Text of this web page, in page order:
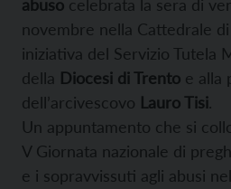
abuso celebrata la sera di
novembre nella Cattedrale
iniziativa del Servizio Tutela
della Diocesi di Trento e alla
dell’arcivescovo Lauro Tisi.
Un appuntamento che si
V Giornata nazionale di
e i sopravvissuti agli abusi